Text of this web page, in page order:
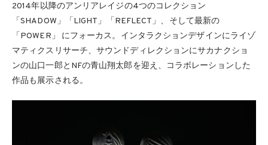
2014年以降のアンリアレイジの4つのコレクション
「SHADOW」「LIGHT」「REFLECT」、そして最新の
「POWER」 にフォーカス。インタラクションデザインにライゾ
マティクスリサーチ、サウンドディレクションにサカナクショ
ンの山口一郎とNFの青山翔太郎を迎え、コラボレーションした
作品も展示される。